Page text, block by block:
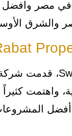
مصر وافضل
والشرق
واهتمت
أفضل